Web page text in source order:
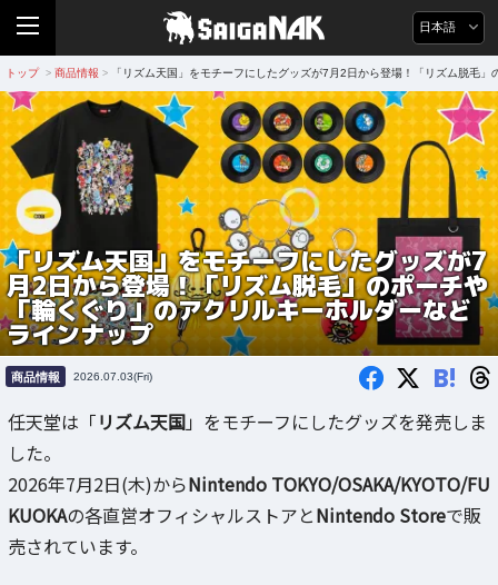
日本語
トップ > 商品情報 > 「リズム天国」をモチーフにしたグッズが7月2日から登場！「リズム脱毛
「リズム天国」をモチーフにしたグッズが7
月2日から登場！「リズム脱毛」のポーチや
「輪くぐり」のアクリルキーホルダーなど
ラインナップ
商品情報 2026.07.03(Fri) B!
任天堂は「リズム天国」をモチーフにしたグッズを発売しま
した。
2026年7月2日(木)からNintendo TOKYO/OSAKA/KYOTO/FU
KUOKAの各直営オフィシャルストアとNintendo Storeで販
売されています。